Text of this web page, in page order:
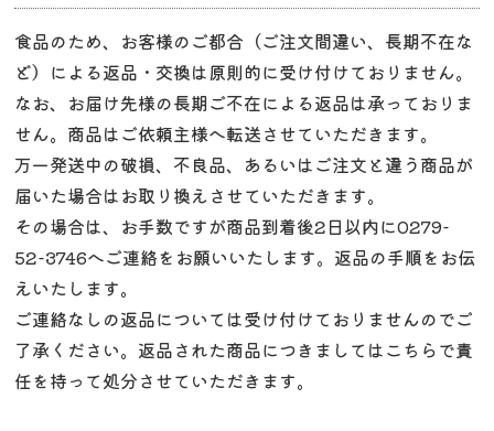
食品のため、お客様のご都合（ご注文間違い、長期不在な
ど）による返品・交換は原則的に受け付けておりません。
なお、お届け先様の長期ご不在による返品は承っておりま
せん。商品はご依頼主様へ転送させていただきます。
万一発送中の破損、不良品、あるいはご注文と違う商品が
届いた場合はお取り換えさせていただきます。
その場合は、お手数ですが商品到着後2日以内に0279-
52-3746へご連絡をお願いいたします。返品の手順をお伝
えいたします。
ご連絡なしの返品については受け付けておりませんのでご
了承ください。返品された商品につきましてはこちらで責
任を持って処分させていただきます。